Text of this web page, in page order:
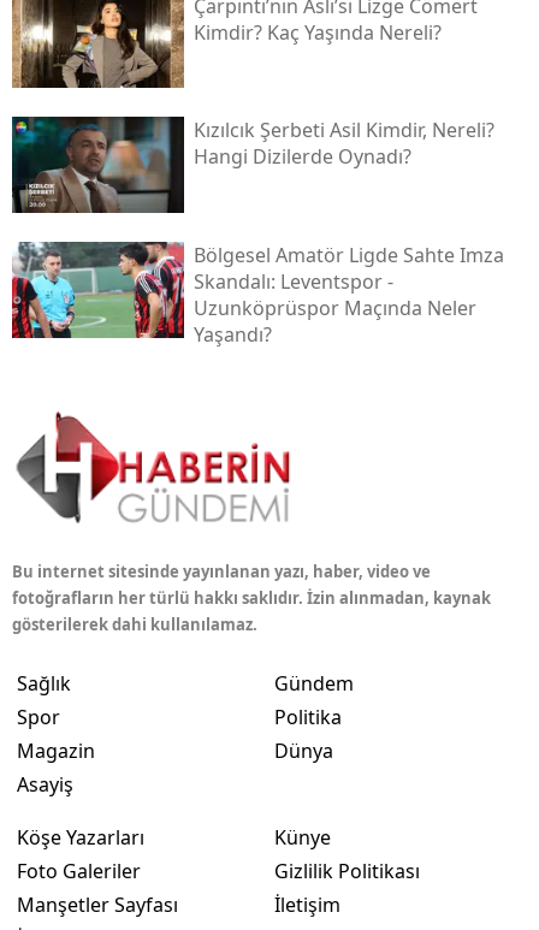
Çarpıntı’nın Aslı’sı Lizge Cömert
Kimdir? Kaç Yaşında Nereli?
Kızılcık Şerbeti Asil Kimdir, Nereli?
Hangi Dizilerde Oynadı?
Bölgesel Amatör Ligde Sahte Imza
Skandalı: Leventspor -
Uzunköprüspor Maçında Neler
Yaşandı?
Bu internet sitesinde yayınlanan yazı, haber, video ve
fotoğrafların her türlü hakkı saklıdır. İzin alınmadan, kaynak
gösterilerek dahi kullanılamaz.
Sağlık
Spor
Magazin
Asayiş
Gündem
Politika
Dünya
Köşe Yazarları
Foto Galeriler
Manşetler Sayfası
Künye
Gizlilik Politikası
İletişim